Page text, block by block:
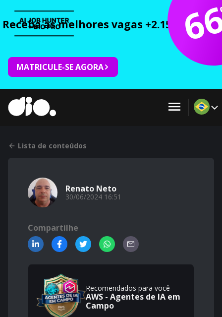
Receba as melhores vagas +2.150 cursos
MATRICULE-SE AGORA
Lista de conteúdos
Renato Neto
30/06/2024 16:51
Compartilhe
Recomendados para você
AWS - Agentes de IA em
Campo